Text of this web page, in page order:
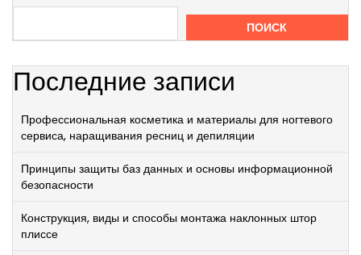
ПОИСК
Последние записи
Профессиональная косметика и материалы для ногтевого
сервиса, наращивания ресниц и депиляции
Принципы защиты баз данных и основы информационной
безопасности
Конструкция, виды и способы монтажа наклонных штор
плиссе